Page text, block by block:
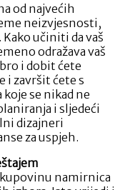
od najvećih
neizvjesnosti,
učiniti da vaš
odražava vaš
i dobit ćete
i završit ćete s
se nikad ne
i sljedeći
dizajneri
za uspjeh.
namirnica